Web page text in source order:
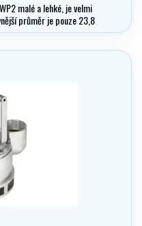
malé a lehké, je velmi
průměr je pouze 23,8
málo místa.